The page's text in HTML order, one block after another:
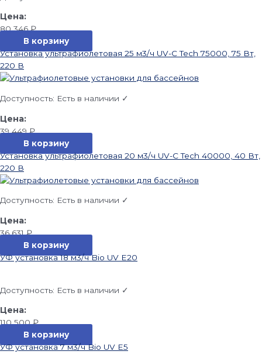
80 346₽
В корзину
Установка ультрафиолетовая 25 м3/ч UV-C Tech 75000, 75 Вт,
220 В
Доступность: Есть в наличии ✓
39 449₽
В корзину
Установка ультрафиолетовая 20 м3/ч UV-C Tech 40000, 40 Вт,
220 В
Доступность: Есть в наличии ✓
36 631₽
В корзину
УФ установка 18 м3/ч Bio UV E20
Доступность: Есть в наличии ✓
110 500₽
В корзину
УФ установка 7 м3/ч Bio UV E5